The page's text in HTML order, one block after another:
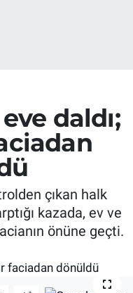
daldı;
çıkan halk
kazada, ev ve
önüne geçti.